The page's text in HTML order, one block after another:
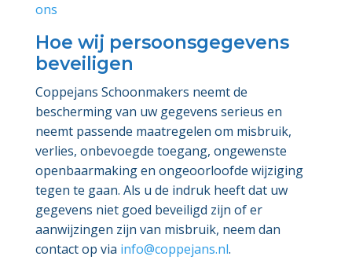
ons
Hoe wij persoonsgegevens
beveiligen
Coppejans Schoonmakers neemt de
bescherming van uw gegevens serieus en
neemt passende maatregelen om misbruik,
verlies, onbevoegde toegang, ongewenste
openbaarmaking en ongeoorloofde wijziging
tegen te gaan. Als u de indruk heeft dat uw
gegevens niet goed beveiligd zijn of er
aanwijzingen zijn van misbruik, neem dan
contact op via info@coppejans.nl.